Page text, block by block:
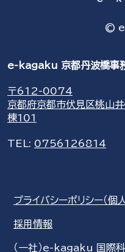
©
e-kagaku 京都丹波橋事
〒612-0074
京都府京都市伏見区桃山
棟101
TEL: 0756126814
プライバシーポリシー（個
採用情報
（一社）e-kagaku 国際